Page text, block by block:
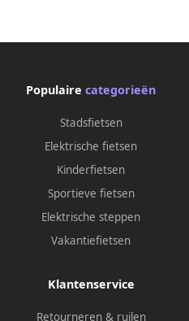
Populaire categorieën
Stadsfietsen
Elektrische fietsen
Kinderfietsen
Sportieve fietsen
Elektrische steppen
Vakantiefietsen
Klantenservice
Retourneren & ruilen